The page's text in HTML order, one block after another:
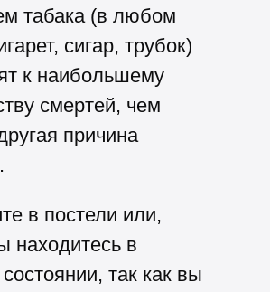
табака (в любом
сигар, трубок)
к наибольшему
смертей, чем
причина
в постели или,
находитесь в
так как вы